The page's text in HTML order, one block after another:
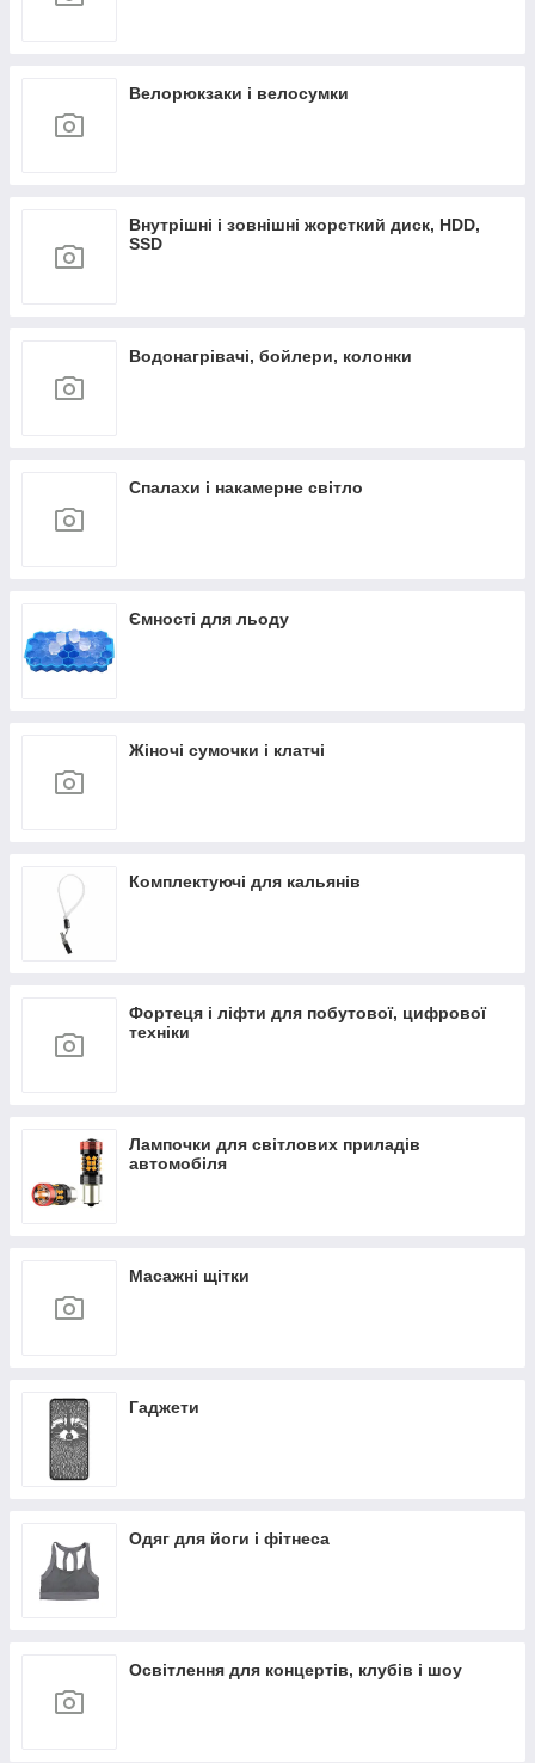
Велорюкзаки і велосумки
Внутрішні і зовнішні жорсткий диск, HDD,
SSD
Водонагрівачі, бойлери, колонки
Спалахи і накамерне світло
Ємності для льоду
Жіночі сумочки і клатчі
Комплектуючі для кальянів
Фортеця і ліфти для побутової, цифрової
техніки
Лампочки для світлових приладів
автомобіля
Масажні щітки
Гаджети
Одяг для йоги і фітнеса
Освітлення для концертів, клубів і шоу